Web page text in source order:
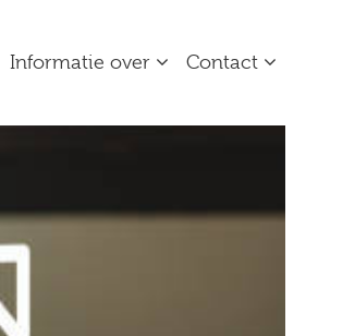
Informatie over Contact